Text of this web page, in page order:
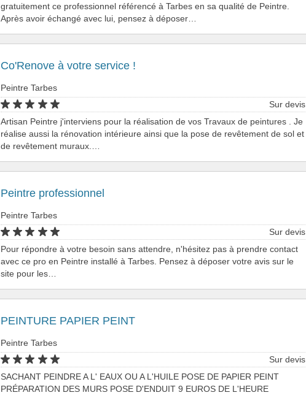
gratuitement ce professionnel référencé à Tarbes en sa qualité de Peintre.
Après avoir échangé avec lui, pensez à déposer…
Co'Renove à votre service !
Peintre Tarbes
Sur devis
Artisan Peintre j'interviens pour la réalisation de vos Travaux de peintures . Je
réalise aussi la rénovation intérieure ainsi que la pose de revêtement de sol et
de revêtement muraux.…
Peintre professionnel
Peintre Tarbes
Sur devis
Pour répondre à votre besoin sans attendre, n'hésitez pas à prendre contact
avec ce pro en Peintre installé à Tarbes. Pensez à déposer votre avis sur le
site pour les…
PEINTURE PAPIER PEINT
Peintre Tarbes
Sur devis
SACHANT PEINDRE A L' EAUX OU A L'HUILE POSE DE PAPIER PEINT
PRÉPARATION DES MURS POSE D'ENDUIT 9 EUROS DE L'HEURE